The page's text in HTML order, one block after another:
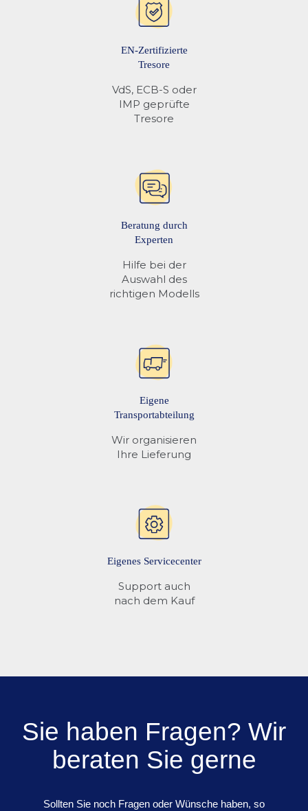
EN-Zertifizierte
Tresore
VdS, ECB-S oder
IMP geprüfte
Tresore
Beratung durch
Experten
Hilfe bei der
Auswahl des
richtigen Modells
Eigene
Transportabteilung
Wir organisieren
Ihre Lieferung
Eigenes Servicecenter
Support auch
nach dem Kauf
Sie haben Fragen? Wir
beraten Sie gerne
Sollten Sie noch Fragen oder Wünsche haben, so